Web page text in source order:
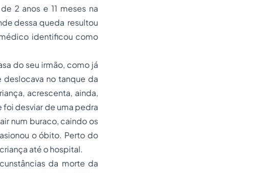
2 anos e 11 meses na
dessa queda resultou
identificou como
do seu irmão, como já
no tanque da
acrescenta, ainda,
desviar de uma pedra
num buraco, caindo os
o óbito. Perto do
até o hospital.
da morte da